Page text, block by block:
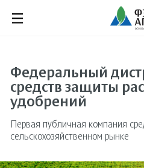
Федеральный
средств защиты
удобрений
Первая публичная компания
сельскохозяйственном рынке